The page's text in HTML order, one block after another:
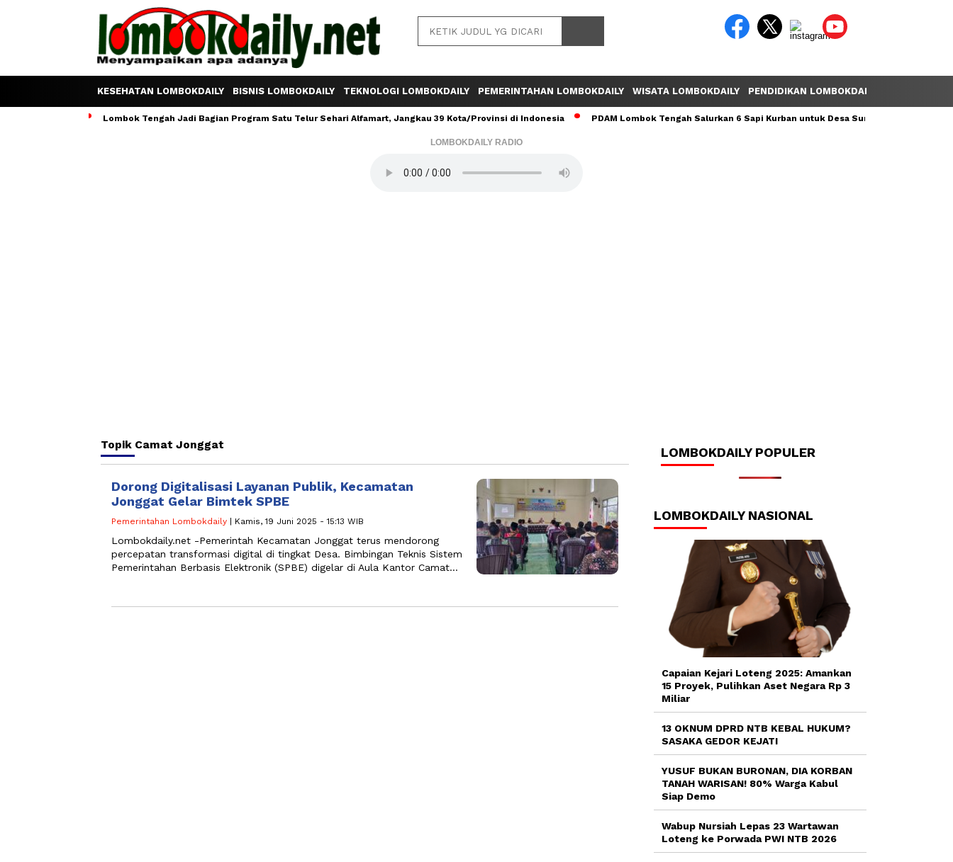
KESEHATAN LOMBOKDAILY BISNIS LOMBOKDAILY TEKNOLOGI LOMBOKDAILY PEMERINTAHAN LOMBOKDAILY WISATA LOMBOKDAILY PENDIDIKAN LOMBOKDAILY
Lombok Tengah Jadi Bagian Program Satu Telur Sehari Alfamart, Jangkau 39 Kota/Provinsi di Indonesia PDAM Lombok Tengah Salurkan 6 Sapi Kurban untuk Desa Sumber Mata Air
LOMBOKDAILY RADIO
Topik Camat Jonggat
Dorong Digitalisasi Layanan Publik, Kecamatan
Jonggat Gelar Bimtek SPBE
Pemerintahan Lombokdaily | Kamis, 19 Juni 2025 - 15:13 WIB
Lombokdaily.net -Pemerintah Kecamatan Jonggat terus mendorong
percepatan transformasi digital di tingkat Desa. Bimbingan Teknis Sistem
Pemerintahan Berbasis Elektronik (SPBE) digelar di Aula Kantor Camat…
LOMBOKDAILY POPULER
LOMBOKDAILY NASIONAL
Capaian Kejari Loteng 2025: Amankan
15 Proyek, Pulihkan Aset Negara Rp 3
Miliar
13 OKNUM DPRD NTB KEBAL HUKUM?
SASAKA GEDOR KEJATI
YUSUF BUKAN BURONAN, DIA KORBAN
TANAH WARISAN! 80% Warga Kabul
Siap Demo
Wabup Nursiah Lepas 23 Wartawan
Loteng ke Porwada PWI NTB 2026